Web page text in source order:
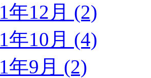
年12月 (2)
年10月 (4)
年9月 (2)